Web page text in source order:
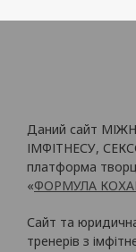
Даний сайт
ІМФІТНЕСУ,
платформа
«ФОРМУЛА
Сайт та
тренерів з